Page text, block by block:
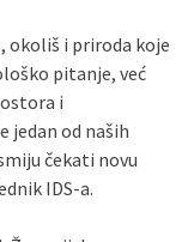
okoliš i priroda koje
pitanje, već
i
jedan od naših
čekati novu
IDS-a.